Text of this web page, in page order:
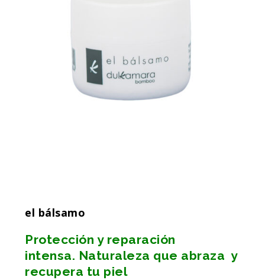
el bálsamo
Protección y reparación
intensa. Naturaleza que abraza y
recupera tu piel